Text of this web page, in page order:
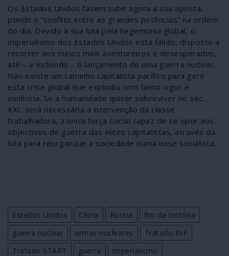
Os Estados Unidos fazem subir agora a sua aposta,
pondo o “conflito entre as grandes potências” na ordem
do dia. Devido à sua luta pela hegemonia global, o
imperialismo dos Estados Unidos está falido, disposto a
recorrer aos meios mais aventureiros e desesperados,
até – e incluindo – o lançamento de uma guerra nuclear.
Não existe um caminho capitalista pacífico para gerir
esta crise global que explodiu com tanto vigor e
violência. Se a humanidade quiser sobreviver no séc.
XXI, será necessária a intervenção da classe
trabalhadora, a única força social capaz de se opor aos
objectivos de guerra das elites capitalistas, através da
luta para reorganizar a sociedade numa base socialista.
Estados Unidos China Rússia
fim da história
guerra nuclear
armas nucleares
Tratado INF
Tratado START
guerra
imperialismo